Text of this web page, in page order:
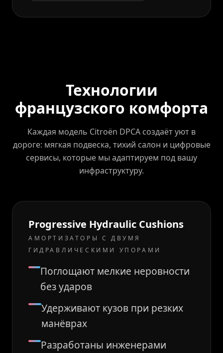
Технологии
французского комфорта
Каждая модель Citroën DPCA создаёт уют в
дороге: мягкая подвеска, тихий салон и цифровые
сервисы, которые мы адаптируем под вашу
инфраструктуру.
Progressive Hydraulic Cushions
АМОРТИЗАТОРЫ С ДВУМЯ
ГИДРАВЛИЧЕСКИМИ УПОРАМИ
Поглощают мелкие неровности
без ударов
Удерживают кузов при резких
манёврах
Разработаны инженерами